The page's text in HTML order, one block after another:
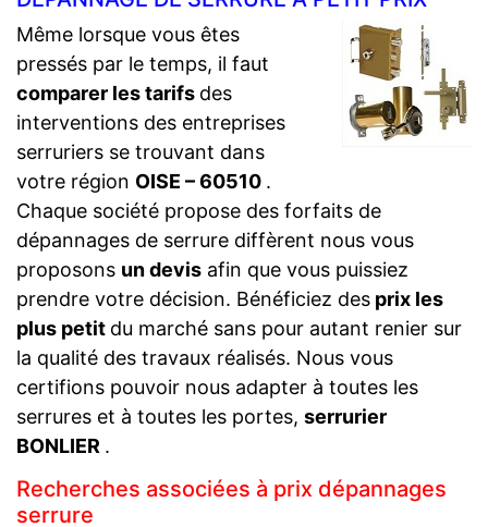
Même lorsque vous êtes
pressés par le temps, il faut
comparer les tarifs des
interventions des entreprises
serruriers se trouvant dans
votre région OISE – 60510 .
Chaque société propose des forfaits de
dépannages de serrure diffèrent nous vous
proposons un devis afin que vous puissiez
prendre votre décision. Bénéficiez des prix les
plus petit du marché sans pour autant renier sur
la qualité des travaux réalisés. Nous vous
certifions pouvoir nous adapter à toutes les
serrures et à toutes les portes, serrurier
BONLIER .
Recherches associées à prix dépannages
serrure